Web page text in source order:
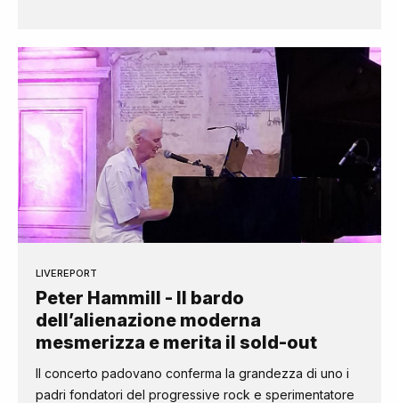
LIVEREPORT
Peter Hammill - Il bardo
dell’alienazione moderna
mesmerizza e merita il sold-out
Il concerto padovano conferma la grandezza di uno i
padri fondatori del progressive rock e sperimentatore